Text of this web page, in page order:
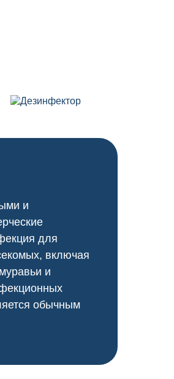
и
для
включая
и
обычным